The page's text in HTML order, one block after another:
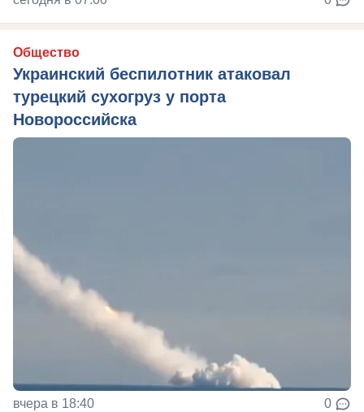
Общество
Украинский беспилотник атаковал
турецкий сухогруз у порта
Новороссийска
вчера в 18:40 0